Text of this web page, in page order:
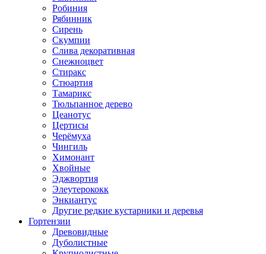
Робиния
Рябинник
Сирень
Скумпии
Слива декоративная
Снежноцвет
Стиракс
Стюартия
Тамарикс
Тюльпанное дерево
Цеанотус
Цертисы
Черёмуха
Чингиль
Химонант
Хвойные
Эджвортия
Элеутерококк
Энкиантус
Другие редкие кустарники и деревья
Гортензии
Древовидные
Дуболистные